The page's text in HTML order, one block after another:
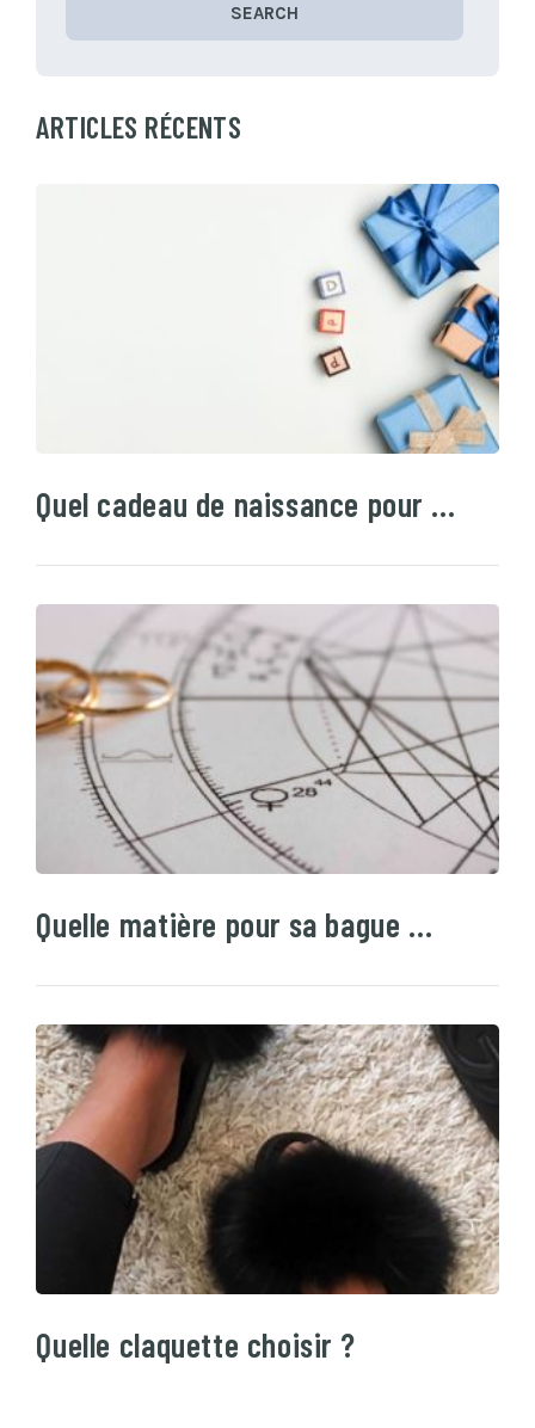
SEARCH
ARTICLES RÉCENTS
Quel cadeau de naissance pour …
Quelle matière pour sa bague …
Quelle claquette choisir ?